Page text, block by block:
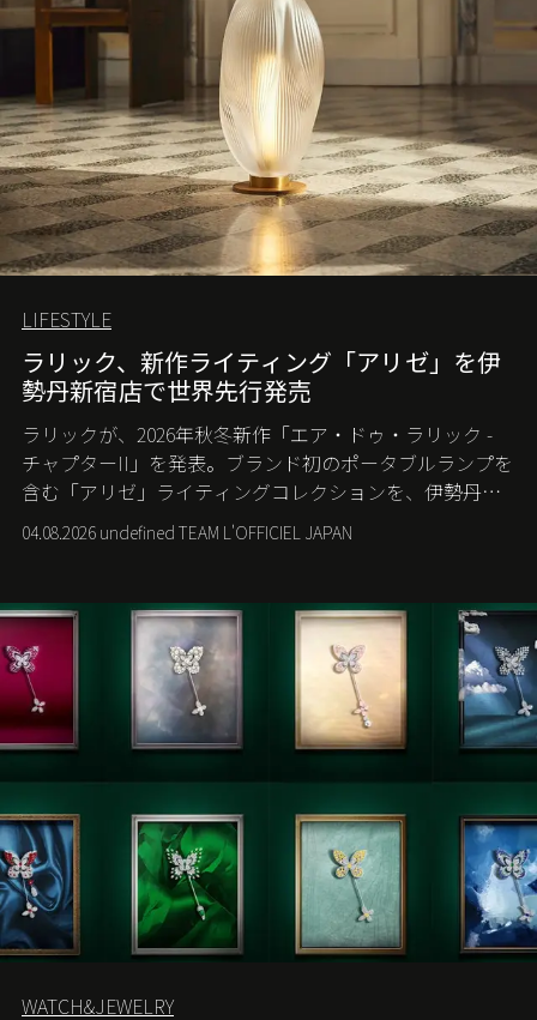
LIFESTYLE
ラリック、新作ライティング「アリゼ」を伊
勢丹新宿店で世界先行発売
ラリックが、2026年秋冬新作「エア・ドゥ・ラリック -
チャプターII」を発表。ブランド初のポータブルランプを
含む「アリゼ」ライティングコレクションを、伊勢丹新
宿店の期間限定ポップアップで世界に先駆けて発売す
る。
04.08.2026 undefined TEAM L'OFFICIEL JAPAN
WATCH&JEWELRY